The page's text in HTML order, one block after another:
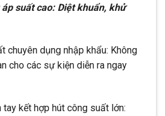
suất cao: Diệt khuẩn, khử
chuyên dụng nhập khẩu: Không
cho các sự kiện diễn ra ngay
tay kết hợp hút công suất lớn: